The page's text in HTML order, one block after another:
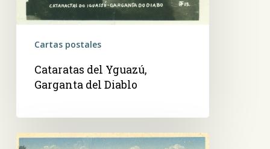
Cartas postales
Cataratas del Yguazú,
Garganta del Diablo
Yguazú-